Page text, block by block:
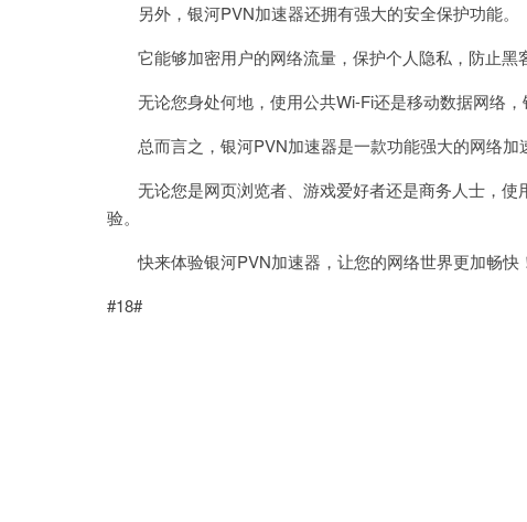
另外，银河PVN加速器还拥有强大的安全保护功能。
它能够加密用户的网络流量，保护个人隐私，防止黑
无论您身处何地，使用公共Wi-Fi还是移动数据网络，
总而言之，银河PVN加速器是一款功能强大的网络加
无论您是网页浏览者、游戏爱好者还是商务人士，使
验。
快来体验银河PVN加速器，让您的网络世界更加畅快
#18#